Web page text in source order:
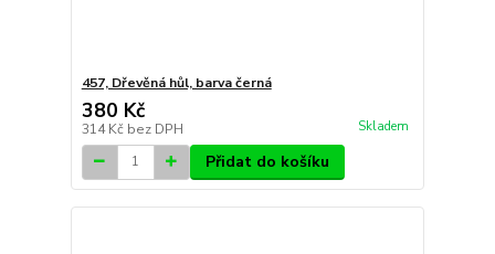
457, Dřevěná hůl, barva černá
380 Kč
314 Kč bez DPH Skladem
Přidat do košíku